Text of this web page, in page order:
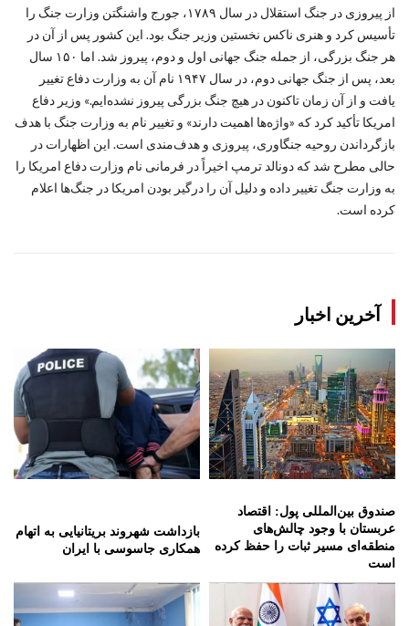
از پیروزی در جنگ استقلال در سال ۱۷۸۹، جورج واشنگتن وزارت جنگ را
تأسیس کرد و هنری ناکس نخستین وزیر جنگ بود. این کشور پس از آن در
هر جنگ بزرگی، از جمله جنگ جهانی اول و دوم، پیروز شد. اما ۱۵۰ سال
بعد، پس از جنگ جهانی دوم، در سال ۱۹۴۷ نام آن به وزارت دفاع تغییر
یافت و از آن زمان تاکنون در هیچ جنگ بزرگی پیروز نشده‌ایم.» وزیر دفاع
امریکا تأکید کرد که «واژه‌ها اهمیت دارند» و تغییر نام به وزارت جنگ با هدف
بازگرداندن روحیه جنگاوری، پیروزی و هدف‌مندی است. این اظهارات در
حالی مطرح شد که دونالد ترمپ اخیراً در فرمانی نام وزارت دفاع امریکا را
به وزارت جنگ تغییر داده و دلیل آن را درگیر بودن امریکا در جنگ‌ها اعلام
کرده است.
آخرین اخبار
صندوق بین‌المللی پول: اقتصاد
عربستان با وجود چالش‌های
منطقه‌ای مسیر ثبات را حفظ کرده
است
بازداشت شهروند بریتانیایی به اتهام
همکاری جاسوسی با ایران